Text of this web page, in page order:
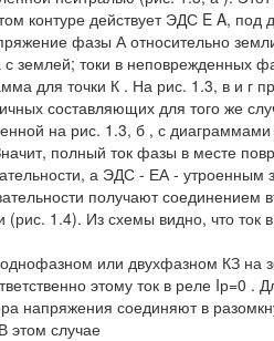
контуре действует ЭДС E A,
фазы А относительно
землей; токи в неповрежденных
для точки К . На рис. 1.3, в и г
составляющих для того же
на рис. 1.3, б , с диаграммами
полный ток фазы в месте
а ЭДС - ЕА - утроенным
получают
(рис. 1.4). Из схемы видно, что
однофазном или двухфазном КЗ
этому ток в реле Iр=0 .
напряжения соединяют в
этом случае